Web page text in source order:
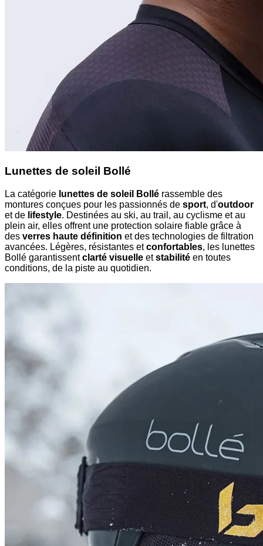
Lunettes de soleil Bollé
La catégorie lunettes de soleil Bollé rassemble des
montures conçues pour les passionnés de sport, d'outdoor
et de lifestyle. Destinées au ski, au trail, au cyclisme et au
plein air, elles offrent une protection solaire fiable grâce à
des verres haute définition et des technologies de filtration
avancées. Légères, résistantes etconfortables, les lunettes
Bollé garantissentclarté visuelle etstabilité en toutes
conditions, de la piste au quotidien.